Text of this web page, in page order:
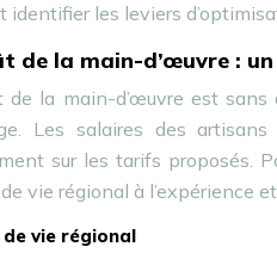
identifier les leviers
de la main-d’œuvre :
de la main-d’œuvre est
Les salaires des
sur les tarifs proposés.
vie régional à l’expérience
de vie régional